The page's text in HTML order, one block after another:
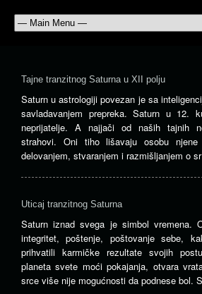
Tajne tranzitnog Saturna u XII polju
Saturn u astrologiji povezan je sa
savladavanjem prepreka. Saturn u 12.
neprijatelje. A najjači od naših tajnih
strahovi. Oni tiho lišavaju osobu
delovanjem, stvaranjem i razmišljanjem o sr
Uticaj tranzitnog Saturna
Saturn iznad svega je simbol
integritet, poštenje, poštovanje sebe,
prihvatili karmičke rezultate svojih
planeta svete moći pokajanja, otvara
srce više nije mogućnosti da podnese bol.